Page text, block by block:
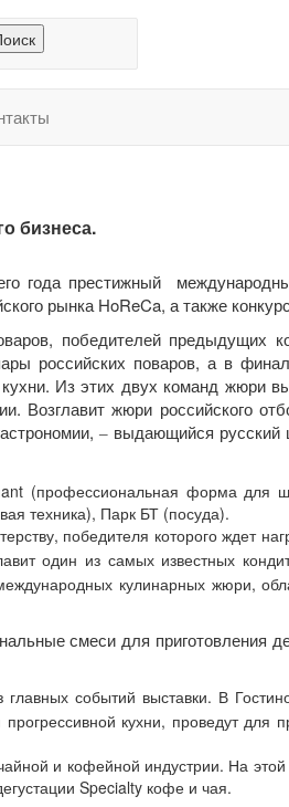
бизнеса.
года престижный
рынка HoReCa, а также
победителей предыдущих
российских поваров, а в
Из этих двух команд жюри
жюри российского
‒выдающийся русский
(профессиональная форма для
техника), Парк БТ (посуда).
победителя которого ждет
один из самых известных
кулинарных жюри,
смеси для приготовления
событий выставки. В
кухни, проведут для
и кофейной индустрии. На
Specialty кофе и чая.